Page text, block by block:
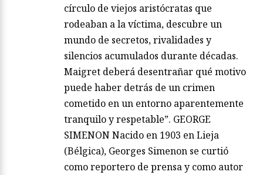
círculo de viejos aristócratas que
rodeaban a la víctima, descubre un
mundo de secretos, rivalidades y
silencios acumulados durante décadas.
Maigret deberá desentrañar qué motivo
puede haber detrás de un crimen
cometido en un entorno aparentemente
tranquilo y respetable”. GEORGE
SIMENON Nacido en 1903 en Lieja
(Bélgica), Georges Simenon se curtió
como reportero de prensa y como autor